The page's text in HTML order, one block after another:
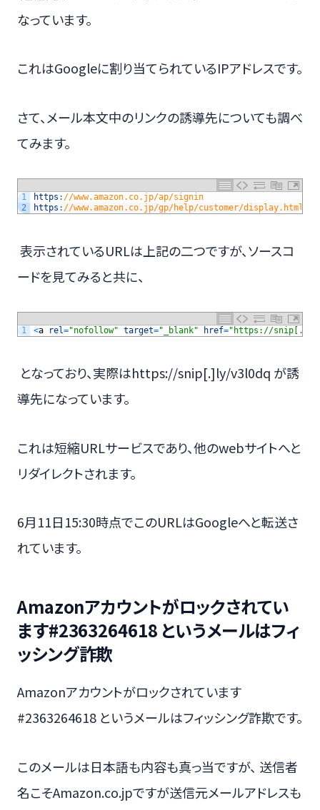
なっています。
これはGoogleに割り当てられているIPアドレスです。
さて、メール本文中のリンクの誘導先についても調べ
てみます。
1
2
https : //www.amazon.co.jp/ap/signin
https : //www.amazon.co.jp/gp/help/customer/
表示されているURLは上記の二つですが、ソースコ
ードを見てみると共に、
1 <a rel="nofollow" target="_blank" href="https://snip[.]ly/
となっており、実際はhttps://snip[.]ly/v3l0dq が誘
導先になっています。
これは短縮URLサービスであり、他のwebサイトへと
リダイレクトされます。
6月11日15:30時点でこのURLはGoogleへと転送さ
れています。
Amazonアカウントがロックされてい
ます#2363264618 というメールはフィ
ッシング詐欺
Amazonアカウントがロックされています
#2363264618 というメールはフィッシング詐欺です。
このメールは日本語も内容も真っ当ですが、 送信者
名こそAmazon.co.jpですが送信元メールアドレスも